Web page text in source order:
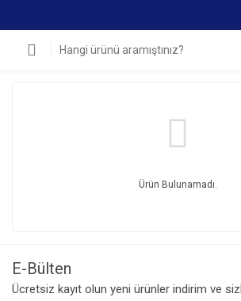
Ürün Bulunamadı.
E-Bülten
Ücretsiz kayıt olun yeni ürünler indirim ve